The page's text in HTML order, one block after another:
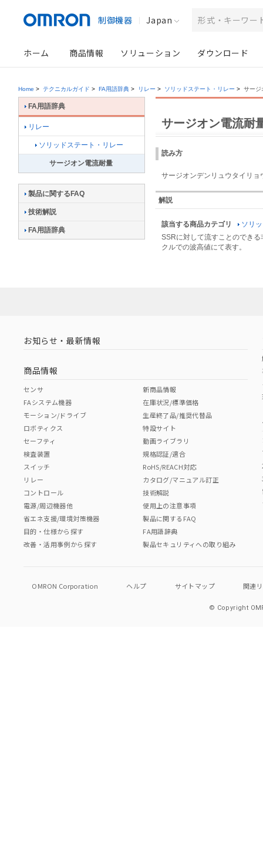
制御機器 Japan
ホーム 商品情報 ソリューション ダウンロード
Home > テクニカルガイド > FA用語辞典 > リレー > ソリッドステート・リレー > サージ
サージオン電流耐
読み方
サージオンデンリュウタイリョ
解説
該当する商品カテゴリ
ソリ
SSRに対して流すことのでき
クルでの波高値にて表す。
FA用語辞典
リレー
ソリッドステート・リレー
サージオン電流耐量
製品に関するFAQ
技術解説
FA用語辞典
お知らせ・最新情報
商品情報
センサ
FAシステム機器
モーション/ドライブ
ロボティクス
セーフティ
検査装置
スイッチ
リレー
コントロール
電源/周辺機器他
省エネ支援/環境対策機器
目的・仕様から探す
改善・活用事例から探す
新商品情報
在庫状況/標準価格
生産終了品/推奨代替品
特設サイト
動画ライブラリ
規格認証/適合
RoHS/REACH対応
カタログ/マニュアル訂正
技術解説
使用上の注意事項
製品に関するFAQ
FA用語辞典
製品セキュリティへの取り組み
OMRON Corporation ヘルプ サイトマップ 関連
© Copyright